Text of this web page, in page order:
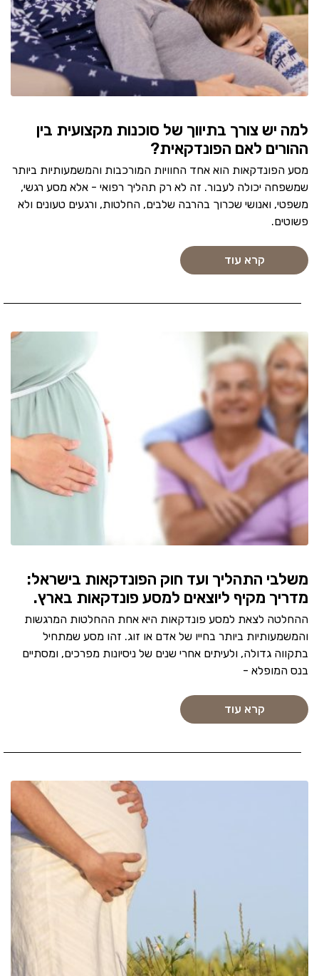
למה יש צורך בתיווך של סוכנות מקצועית בין
ההורים לאם הפונדקאית?
מסע הפונדקאות הוא אחד החוויות המורכבות והמשמעותיות ביותר
שמשפחה יכולה לעבור. זה לא רק תהליך רפואי - אלא מסע רגשי,
משפטי, ואנושי שכרוך בהרבה שלבים, החלטות, ורגעים טעונים ולא
פשוטים.
קרא עוד
משלבי התהליך ועד חוק הפונדקאות בישראל:
מדריך מקיף ליוצאים למסע פונדקאות בארץ.
ההחלטה לצאת למסע פונדקאות היא אחת ההחלטות המרגשות
והמשמעותיות ביותר בחייו של אדם או זוג. זהו מסע שמתחיל
בתקווה גדולה, ולעיתים אחרי שנים של ניסיונות מפרכים, ומסתיים
בנס המופלא -
קרא עוד